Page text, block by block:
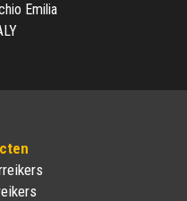
Emilia